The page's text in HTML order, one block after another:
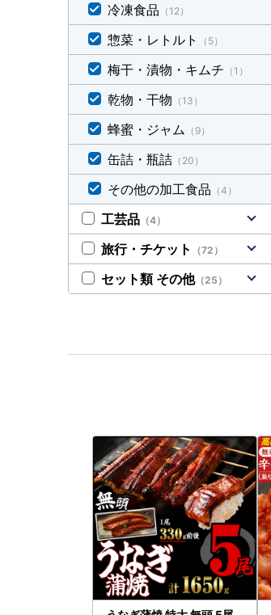
冷凍食品 （12）
惣菜・レトルト （5）
梅干・漬物・キムチ （1）
乾物・干物 （13）
蜂蜜・ジャム （9）
缶詰・瓶詰 （20）
その他の加工食品 （4）
工芸品 （4）
旅行・チケット （72）
セット類 その他（25）